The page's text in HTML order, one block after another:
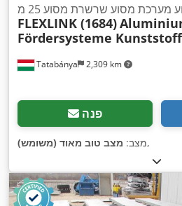
Tatabánya 2,309 km
FLEXLINK (1684)
Fördersysteme
פנה
מצב: מצב טוב מאוד (משומש) ,